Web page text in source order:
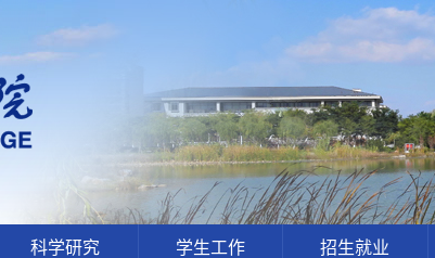
科学研究 学生工作 招生就业